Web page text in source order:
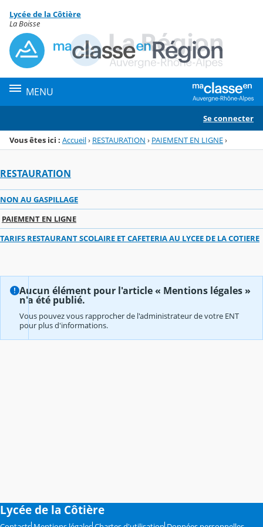
Menu de la rubrique
Contenu
Lycée de la Côtière
La Boisse
MENU
Se connecter
Vous êtes ici : Accueil› RESTAURATION › PAIEMENT EN LIGNE›
RESTAURATION
NON AU GASPILLAGE
PAIEMENT EN LIGNE
TARIFS RESTAURANT SCOLAIRE ET CAFETERIA AU LYCEE DE LA COTIERE
Aucun élément pour l'article « Mentions légales »
n'a été publié.
Vous pouvez vous rapprocher de l'administrateur de votre ENT
pour plus d'informations.
Lycée de la Côtière